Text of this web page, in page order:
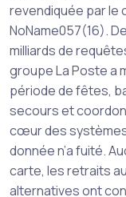
revendiquée par
NoName057(16).
milliards de
groupe La Poste a
période de fêtes,
secours et
cœur des
donnée n’a fuité.
carte, les retraits
alternatives ont